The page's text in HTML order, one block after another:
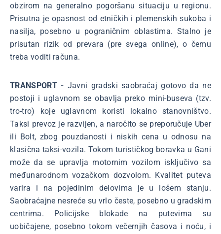
obzirom na generalno pogoršanu situaciju u regionu.
Prisutna je opasnost od etničkih i plemenskih sukoba i
nasilja, posebno u pograničnim oblastima. Stalno je
prisutan rizik od prevara (pre svega online), o čemu
treba voditi računa.
TRANSPORT - Javni gradski saobraćaj gotovo da ne
postoji i uglavnom se obavlja preko mini-buseva (tzv.
tro-tro) koje uglavnom koristi lokalno stanovništvo.
Taksi prevoz je razvijen, a naročito se preporučuje Uber
ili Bolt, zbog pouzdanosti i niskih cena u odnosu na
klasična taksi-vozila. Tokom turističkog boravka u Gani
može da se upravlja motornim vozilom isključivo sa
međunarodnom vozačkom dozvolom. Kvalitet puteva
varira i na pojedinim delovima je u lošem stanju.
Saobraćajne nesreće su vrlo česte, posebno u gradskim
centrima. Policijske blokade na putevima su
uobičajene, posebno tokom večernjih časova i noću, i